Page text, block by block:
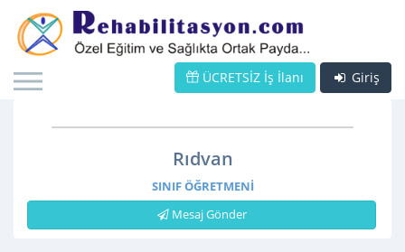
Giriş
ÜCRETSİZ İş İlanı
Rıdvan
SINIF ÖĞRETMENI
Mesaj Gönder